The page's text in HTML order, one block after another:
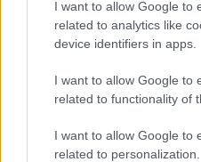
I want to allow Google to
related to analytics like
device identifiers in apps.
I want to allow Google to
related to functionality of
I want to allow Google to
related to personalization.
Útépítés